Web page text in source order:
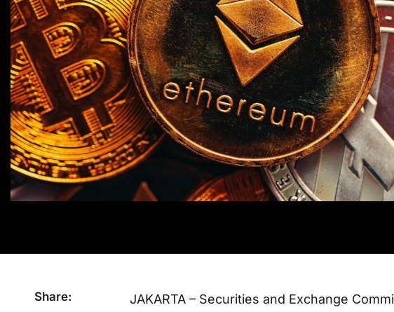
Share:
JAKARTA – Securities and Exchange